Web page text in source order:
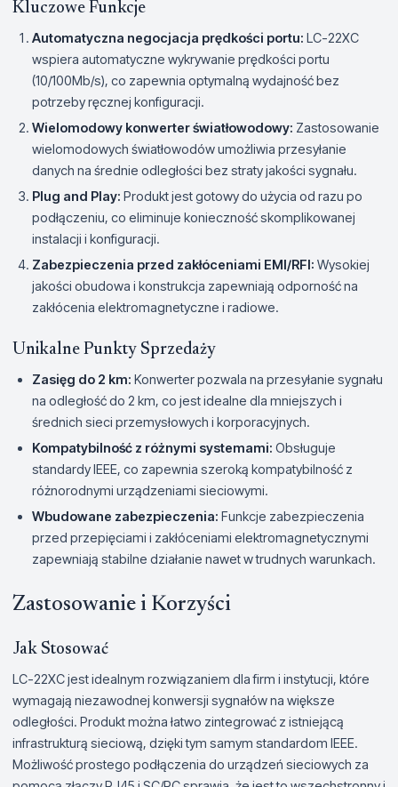
Kluczowe Funkcje
Automatyczna negocjacja prędkości portu: LC-22XC
wspiera automatyczne wykrywanie prędkości portu
(10/100Mb/s), co zapewnia optymalną wydajność bez
potrzeby ręcznej konfiguracji.
Wielomodowy konwerter światłowodowy: Zastosowanie
wielomodowych światłowodów umożliwia przesyłanie
danych na średnie odległości bez straty jakości sygnału.
Plug and Play: Produkt jest gotowy do użycia od razu po
podłączeniu, co eliminuje konieczność skomplikowanej
instalacji i konfiguracji.
Zabezpieczenia przed zakłóceniami EMI/RFI: Wysokiej
jakości obudowa i konstrukcja zapewniają odporność na
zakłócenia elektromagnetyczne i radiowe.
Unikalne Punkty Sprzedaży
Zasięg do 2 km: Konwerter pozwala na przesyłanie sygnału
na odległość do 2 km, co jest idealne dla mniejszych i
średnich sieci przemysłowych i korporacyjnych.
Kompatybilność z różnymi systemami: Obsługuje
standardy IEEE, co zapewnia szeroką kompatybilność z
różnorodnymi urządzeniami sieciowymi.
Wbudowane zabezpieczenia: Funkcje zabezpieczenia
przed przepięciami i zakłóceniami elektromagnetycznymi
zapewniają stabilne działanie nawet w trudnych warunkach.
Zastosowanie i Korzyści
Jak Stosować
LC-22XC jest idealnym rozwiązaniem dla firm i instytucji, które
wymagają niezawodnej konwersji sygnałów na większe
odległości. Produkt można łatwo zintegrować z istniejącą
infrastrukturą sieciową, dzięki tym samym standardom IEEE.
Możliwość prostego podłączenia do urządzeń sieciowych za